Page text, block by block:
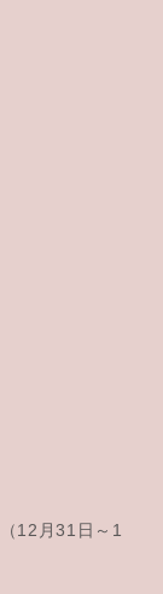
（12月31日～1